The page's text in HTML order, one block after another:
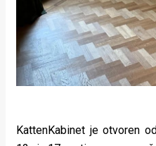
KattenKabinet je otvoren